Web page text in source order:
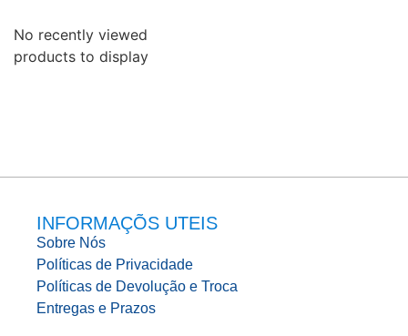
No recently viewed
products to display
INFORMAÇÕS UTEIS
Sobre Nós
Políticas de Privacidade
Políticas de Devolução e Troca
Entregas e Prazos